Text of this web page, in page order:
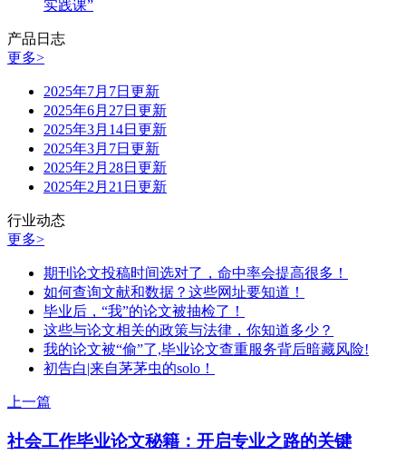
实践课”
产品日志
更多>
2025年7月7日更新
2025年6月27日更新
2025年3月14日更新
2025年3月7日更新
2025年2月28日更新
2025年2月21日更新
行业动态
更多>
期刊论文投稿时间选对了，命中率会提高很多！
如何查询文献和数据？这些网址要知道！
毕业后，“我”的论文被抽检了！
这些与论文相关的政策与法律，你知道多少？
我的论文被“偷”了,毕业论文查重服务背后暗藏风险!
初告白|来自茅茅虫的solo！
上一篇
社会工作毕业论文秘籍：开启专业之路的关键